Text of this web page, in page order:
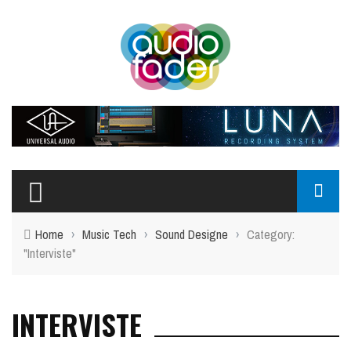
Home › Music Tech › Sound Designe › Category:
"Interviste"
INTERVISTE